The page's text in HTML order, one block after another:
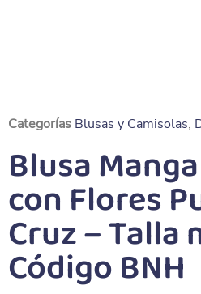
Categorías Blusas y Camisolas,
Blusa
con Flores
Cruz – Talla
Código BNH